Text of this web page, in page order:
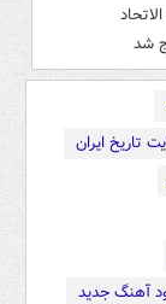
شد
تاریخ ایران
آهنگ جدید